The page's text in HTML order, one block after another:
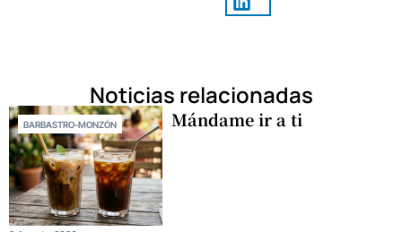
Noticias relacionadas
BARBASTRO-MONZÓN Mándame ir a ti